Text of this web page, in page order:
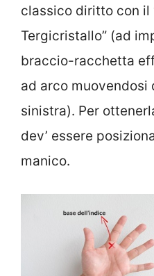
classico diritto con il
Tergicristallo” (ad
braccio-racchetta
ad arco muovendosi
sinistra). Per
dev’ essere
manico.